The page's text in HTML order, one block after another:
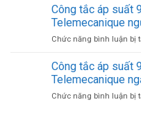
Công tắc áp suất
Telemecanique
Chức năng bình luận bị
Công tắc áp suất
Telemecanique
Chức năng bình luận bị